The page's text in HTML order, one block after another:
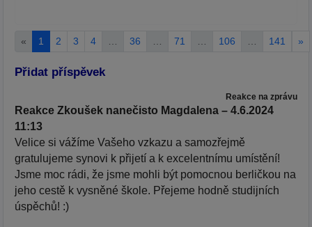
« 1 2 3 4 36 71 106 141 »
Přidat příspěvek
Reakce na zprávu
Reakce Zkoušek nanečisto Magdalena – 4.6.2024
11:13
Velice si vážíme Vašeho vzkazu a samozřejmě
gratulujeme synovi k přijetí a k excelentnímu umístění!
Jsme moc rádi, že jsme mohli být pomocnou berličkou na
jeho cestě k vysněné škole. Přejeme hodně studijních
úspěchů! :)